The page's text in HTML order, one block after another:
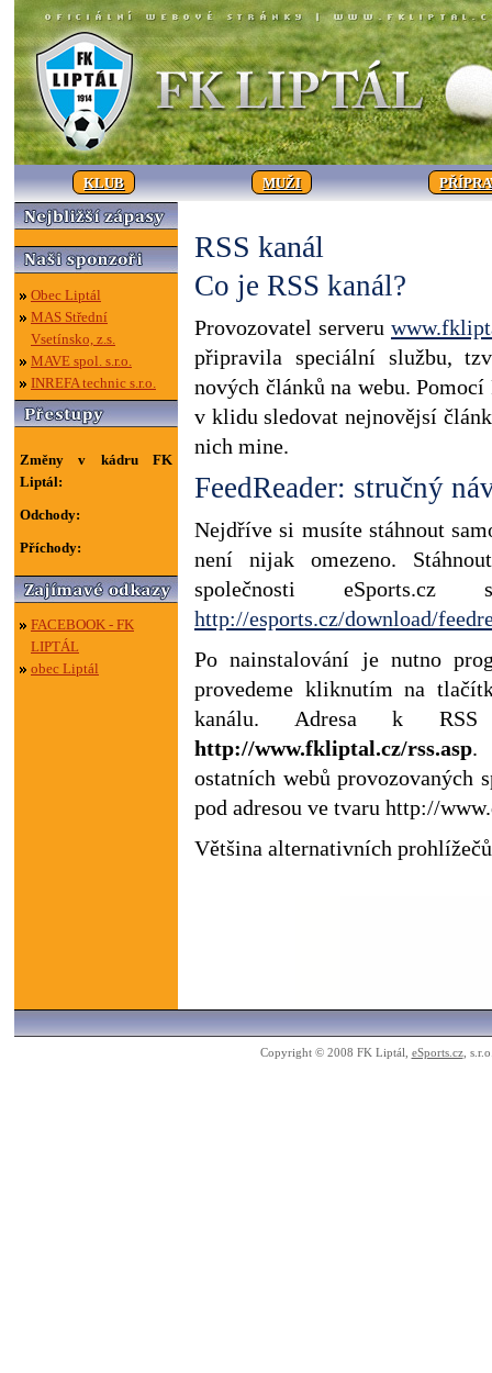
KLUB MUŽI
Obec Liptál
MAS Střední
Vsetínsko, z.s.
MAVE spol. s.r.o.
INREFA technic s.r.o.
Změny v kádru FK
Liptál:
Odchody:
Příchody:
FACEBOOK - FK
LIPTÁL
obec Liptál
RSS kanál
Co je RSS kanál?
Provozovatel serveru
připravila speciální službu,
nových článků na webu. Pomocí
v klidu sledovat nejnovějsí
nich mine.
FeedReader: stručný
Nejdříve si musíte stáhnout
není nijak omezeno.
společnosti
http://esports.cz/download/
Po nainstalování je nutno
provedeme kliknutím na
kanálu. Adresa k
http://www.fkliptal.cz/rss.asp.
ostatních webů provozovaných
pod adresou ve tvaru http://
Většina alternativních
Copyright © 2008 FK Liptál, eSports.cz,